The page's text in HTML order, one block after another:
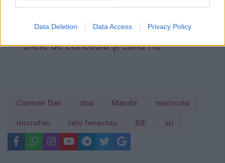
Data Deletion Data Access Privacy Policy
Concediu 2026. Dreptul pe care mulți
salariați nu îl cunosc. Când se pot pierde
zilele de concediu și când nu
Carmen Dan dna Manda marincea
microfon relu fenechiu SIE sri